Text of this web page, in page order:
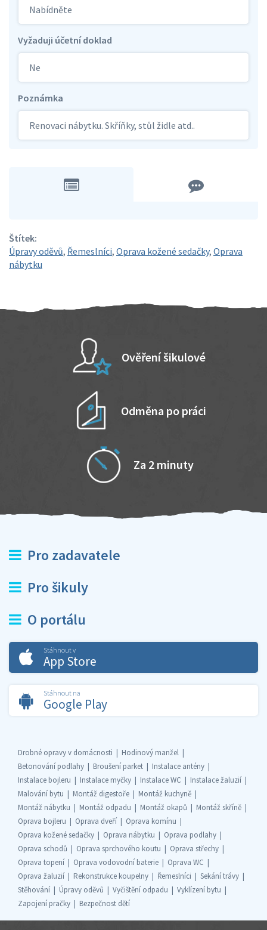
Nabídněte
Vyžaduji účetní doklad
Ne
Poznámka
Renovaci nábytku. Skříňky, stůl židle atd..
Štítek:
Úpravy oděvů, Řemeslníci, Oprava kožené sedačky, Oprava
nábytku
Ověření šikulové
Odměna po práci
Za 2 minuty
Pro zadavatele
Pro šikuly
O portálu
Stáhnout v
App Store
Stáhnout na
Google Play
Drobné opravy v domácnosti
Hodinový manžel
Betonování podlahy
Broušení parket
Instalace antény
Instalace bojleru
Instalace myčky Instalace WC
Instalace žaluzií
Malování bytu
Montáž digestoře
Montáž kuchyně
Montáž nábytku
Montáž odpadu Montáž okapů
Montáž skříně
Oprava bojleru
Oprava dveří
Oprava komínu
Oprava kožené sedačky
Oprava nábytku
Oprava podlahy
Oprava schodů
Oprava sprchového koutu
Oprava střechy
Oprava topení
Oprava vodovodní baterie
Oprava WC
Oprava žaluzií
Rekonstrukce koupelny Řemeslníci
Sekání trávy
Stěhování
Úpravy oděvů Vyčištění odpadu
Vyklízení bytu
Zapojení pračky
Bezpečnost dětí